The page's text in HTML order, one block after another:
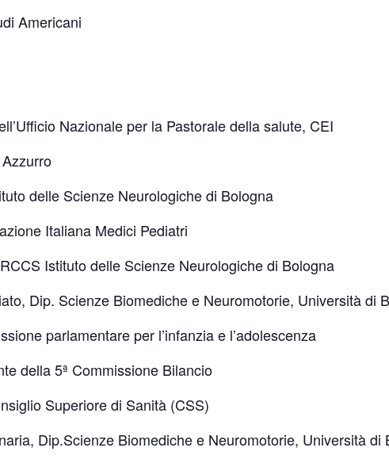
Americani
Nazionale per la Pastorale della salute, CEI
delle Scienze Neurologiche di Bologna
Italiana Medici Pediatri
Istituto delle Scienze Neurologiche di Bologna
Dip. Scienze Biomediche e Neuromotorie, Università di
parlamentare per l’infanzia e l’adolescenza
della 5ª Commissione Bilancio
Superiore di Sanità (CSS)
Dip.Scienze Biomediche e Neuromotorie, Università di